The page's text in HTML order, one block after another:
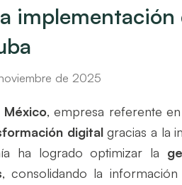
implementación
de 2025
México, empresa referente
digitalgracias a la
ha logrado optimizar la
, consolidando la